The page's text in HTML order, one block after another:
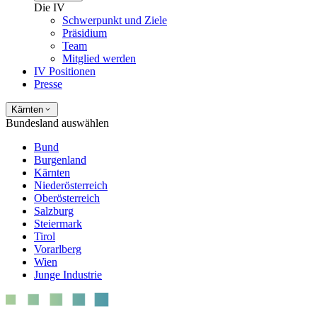
Die IV
Schwerpunkt und Ziele
Präsidium
Team
Mitglied werden
IV Positionen
Presse
Kärnten
Bundesland auswählen
Bund
Burgenland
Kärnten
Niederösterreich
Oberösterreich
Salzburg
Steiermark
Tirol
Vorarlberg
Wien
Junge Industrie